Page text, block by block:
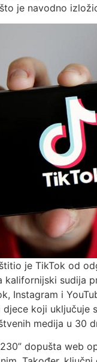
je navodno
je TikTok od
kalifornijski sudija
Instagram i
djece koji uključuje
medija u 30
230” dopušta web